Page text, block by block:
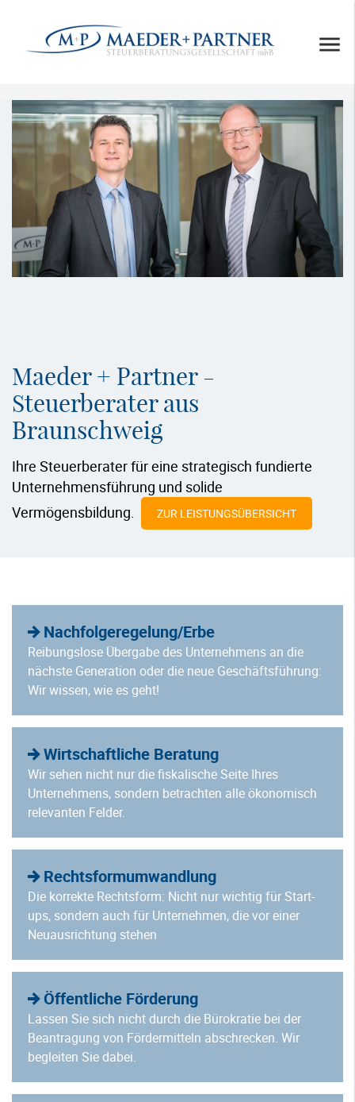
Maeder + Partner -
Steuerberater aus
Braunschweig
Ihre Steuerberater für eine strategisch fundierte
Unternehmensführung und solide
Vermögensbildung.
ZUR LEISTUNGSÜBERSICHT
Nachfolgeregelung/Erbe
Reibungslose Übergabe des Unternehmens an die
nächste Generation oder die neue Geschäftsführung:
Wir wissen, wie es geht!
Wirtschaftliche Beratung
Wir sehen nicht nur die fiskalische Seite Ihres
Unternehmens, sondern betrachten alle ökonomisch
relevanten Felder.
Rechtsformumwandlung
Die korrekte Rechtsform: Nicht nur wichtig für Start-
ups, sondern auch für Unternehmen, die vor einer
Neuausrichtung stehen
Öffentliche Förderung
Lassen Sie sich nicht durch die Bürokratie bei der
Beantragung von Fördermitteln abschrecken. Wir
begleiten Sie dabei.